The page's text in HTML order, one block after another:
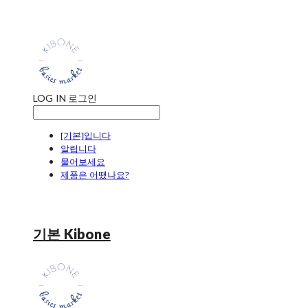
LOG IN 로그인
[기본]입니다
알립니다
물어보세요
제품은 어땠나요?
기본 Kibone